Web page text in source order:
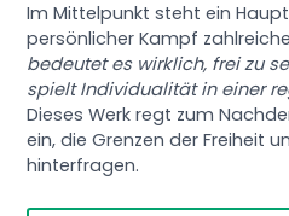
Im Mittelpunkt steht ein
persönlicher Kampf
bedeutet es wirklich, frei zu
spielt Individualität in einer
Dieses Werk regt zum
ein, die Grenzen der Freiheit
hinterfragen.